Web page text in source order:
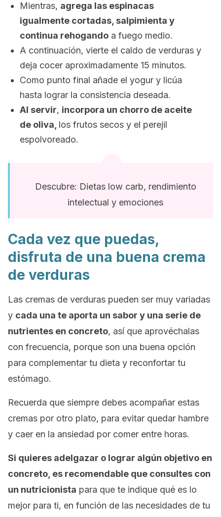
Mientras, agrega las espinacas
igualmente cortadas, salpimienta y
continua rehogando a fuego medio.
A continuación, vierte el caldo de verduras y
deja cocer aproximadamente 15 minutos.
Como punto final añade el yogur y licúa
hasta lograr la consistencia deseada.
Al servir, incorpora un chorro de aceite
de oliva, los frutos secos y el perejil
espolvoreado.
Descubre: Dietas low carb, rendimiento
intelectual y emociones
Cada vez que puedas,
disfruta de una buena crema
de verduras
Las cremas de verduras pueden ser muy variadas
y cada una te aporta un sabor y una serie de
nutrientes en concreto, así que aprovéchalas
con frecuencia, porque son una buena opción
para complementar tu dieta y reconfortar tu
estómago.
Recuerda que siempre debes acompañar estas
cremas por otro plato, para evitar quedar hambre
y caer en la ansiedad por comer entre horas.
Si quieres adelgazar o lograr algún objetivo en
concreto, es recomendable que consultes con
un nutricionista para que te indique qué es lo
mejor para ti, en función de las necesidades de tu